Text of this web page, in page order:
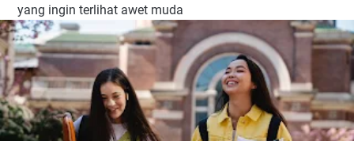
yang ingin terlihat awet muda